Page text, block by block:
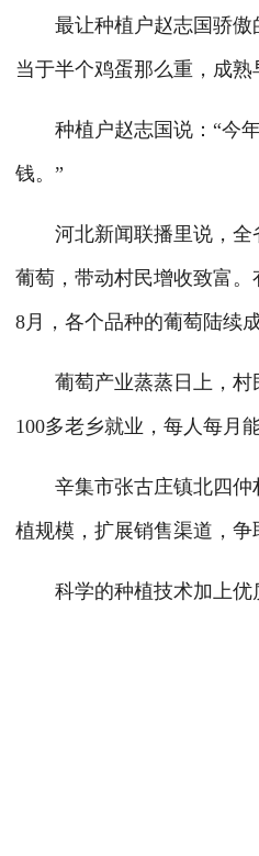
最让种植户赵志国骄傲的
当于半个鸡蛋那么重，成熟
种植户赵志国说：“今年
钱。”
河北新闻联播里说，全省
葡萄，带动村民增收致富
8月，各个品种的葡萄陆续
葡萄产业蒸蒸日上，村
100多老乡就业，每人每月
辛集市张古庄镇北四仲村
植规模，扩展销售渠道，争
科学的种植技术加上优质